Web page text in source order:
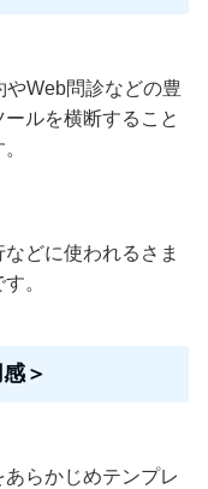
Web問診などの豊
ルを横断すること
どに使われるさま
。
＞
らかじめテンプレ